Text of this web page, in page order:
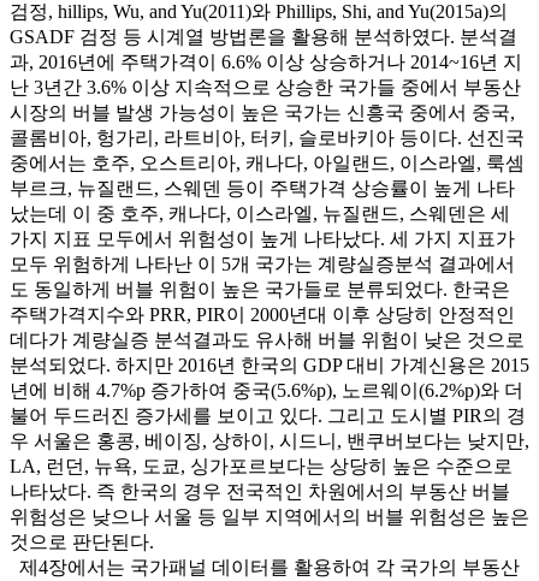
검정, hillips, Wu, and Yu(2011)와 Phillips, Shi, and Yu(2015a)의
GSADF 검정 등 시계열 방법론을 활용해 분석하였다. 분석결
과, 2016년에 주택가격이 6.6% 이상 상승하거나 2014~16년 지
난 3년간 3.6% 이상 지속적으로 상승한 국가들 중에서 부동산
시장의 버블 발생 가능성이 높은 국가는 신흥국 중에서 중국,
콜롬비아, 헝가리, 라트비아, 터키, 슬로바키아 등이다. 선진국
중에서는 호주, 오스트리아, 캐나다, 아일랜드, 이스라엘, 룩셈
부르크, 뉴질랜드, 스웨덴 등이 주택가격 상승률이 높게 나타
났는데 이 중 호주, 캐나다, 이스라엘, 뉴질랜드, 스웨덴은 세
가지 지표 모두에서 위험성이 높게 나타났다. 세 가지 지표가
모두 위험하게 나타난 이 5개 국가는 계량실증분석 결과에서
도 동일하게 버블 위험이 높은 국가들로 분류되었다. 한국은
주택가격지수와 PRR, PIR이 2000년대 이후 상당히 안정적인
데다가 계량실증 분석결과도 유사해 버블 위험이 낮은 것으로
분석되었다. 하지만 2016년 한국의 GDP 대비 가계신용은 2015
년에 비해 4.7%p 증가하여 중국(5.6%p), 노르웨이(6.2%p)와 더
불어 두드러진 증가세를 보이고 있다. 그리고 도시별 PIR의 경
우 서울은 홍콩, 베이징, 상하이, 시드니, 밴쿠버보다는 낮지만,
LA, 런던, 뉴욕, 도쿄, 싱가포르보다는 상당히 높은 수준으로
나타났다. 즉 한국의 경우 전국적인 차원에서의 부동산 버블
위험성은 낮으나 서울 등 일부 지역에서의 버블 위험성은 높은
것으로 판단된다.
제4장에서는 국가패널 데이터를 활용하여 각 국가의 부동산